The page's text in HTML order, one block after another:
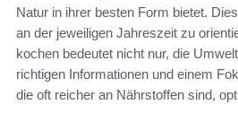
Natur in ihrer besten Form bietet.
an der jeweiligen Jahreszeit zu
kochen bedeutet nicht nur, die
richtigen Informationen und einem
die oft reicher an Nährstoffen sind,